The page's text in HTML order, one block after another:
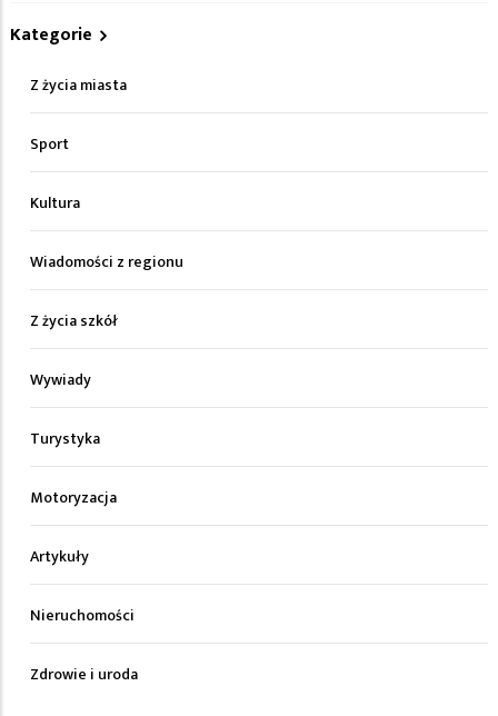
Kategorie
Z życia miasta
Sport
Kultura
Wiadomości z regionu
Z życia szkół
Wywiady
Turystyka
Motoryzacja
Artykuły
Nieruchomości
Zdrowie i uroda